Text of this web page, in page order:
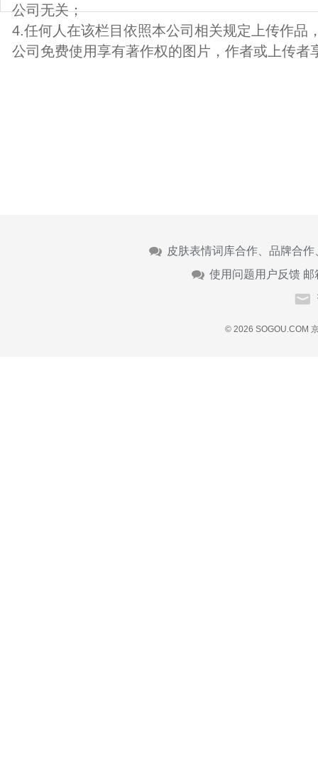
公司无关；
4.任何人在该栏目依照本公司相关规定上传作品
公司免费使用享有著作权的图片，作者或上传者
皮肤表情词库合作、品牌合
使用问题用户反馈 邮
© 2026 SOGOU.COM